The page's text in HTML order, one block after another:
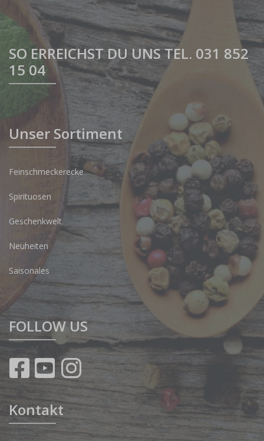
SO ERREICHST DU UNS TEL. 031 852
15 04
Unser Sortiment
Feinschmeckerecke
Spirituosen
Geschenkwelt
Neuheiten
Saisonales
FOLLOW US
Kontakt